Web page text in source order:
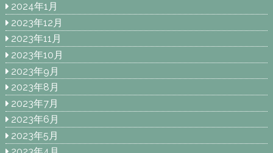
2024年1月
2023年12月
2023年11月
2023年10月
2023年9月
2023年8月
2023年7月
2023年6月
2023年5月